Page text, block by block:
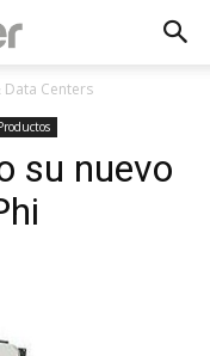
Centers
su nuevo